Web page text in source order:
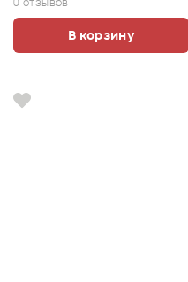
В корзину